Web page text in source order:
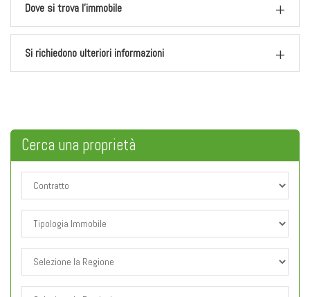
Dove si trova l'immobile
Si richiedono ulteriori informazioni
Cerca una proprietà